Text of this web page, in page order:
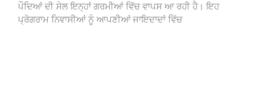
ਪੌਦਿਆਂ ਦੀ ਸੇਲ ਇਨ੍ਹਾਂ ਗਰਮੀਆਂ ਵਿੱਚ ਵਾਪਸ ਆ ਰਹੀ ਹੈ। ਇਹ
ਪ੍ਰੋਗਰਾਮ ਨਿਵਾਸੀਆਂ ਨੂੰ ਆਪਣੀਆਂ ਜਾਇਦਾਦਾਂ ਵਿੱਚ